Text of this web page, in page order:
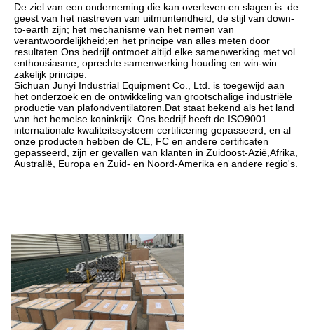
De ziel van een onderneming die kan overleven en slagen is: de
geest van het nastreven van uitmuntendheid; de stijl van down-
to-earth zijn; het mechanisme van het nemen van
verantwoordelijkheid;en het principe van alles meten door
resultaten.Ons bedrijf ontmoet altijd elke samenwerking met vol
enthousiasme, oprechte samenwerking houding en win-win
zakelijk principe.
Sichuan Junyi Industrial Equipment Co., Ltd. is toegewijd aan
het onderzoek en de ontwikkeling van grootschalige industriële
productie van plafondventilatoren.Dat staat bekend als het land
van het hemelse koninkrijk..Ons bedrijf heeft de ISO9001
internationale kwaliteitssysteem certificering gepasseerd, en al
onze producten hebben de CE, FC en andere certificaten
gepasseerd, zijn er gevallen van klanten in Zuidoost-Azië,Afrika,
Australië, Europa en Zuid- en Noord-Amerika en andere regio's.